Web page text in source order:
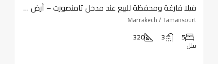
فيلا فارغة ومحفظة للبيع عند مدخل تامنصورت – أرض بمساحة 320 مترًا مربعًا – أربع واجهات
Marrakech / Tamansourt
5
3
320
فلل